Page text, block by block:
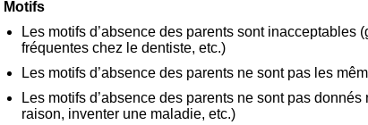
Motifs
Les motifs d’absence des parents sont inacceptables
fréquentes chez le dentiste, etc.)
Les motifs d’absence des parents ne sont pas les
Les motifs d’absence des parents ne sont pas
raison, inventer une maladie, etc.)